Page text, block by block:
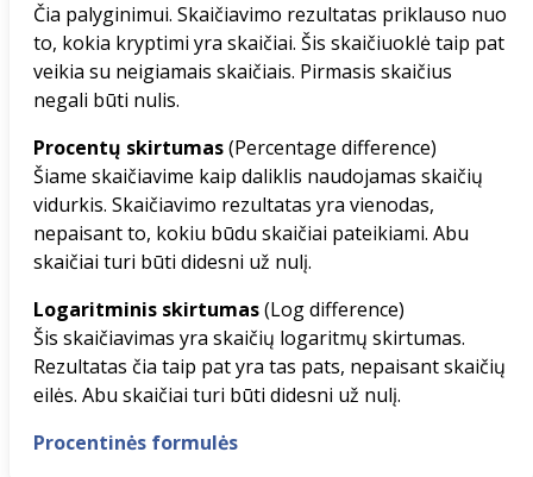
Čia palyginimui. Skaičiavimo rezultatas priklauso nuo
to, kokia kryptimi yra skaičiai. Šis skaičiuoklė taip pat
veikia su neigiamais skaičiais. Pirmasis skaičius
negali būti nulis.
Procentų skirtumas(Percentage difference)
Šiame skaičiavime kaip daliklis naudojamas skaičių
vidurkis. Skaičiavimo rezultatas yra vienodas,
nepaisant to, kokiu būdu skaičiai pateikiami. Abu
skaičiai turi būti didesni už nulį.
Logaritminis skirtumas(Log difference)
Šis skaičiavimas yra skaičių logaritmų skirtumas.
Rezultatas čia taip pat yra tas pats, nepaisant skaičių
eilės. Abu skaičiai turi būti didesni už nulį.
Procentinės formulės